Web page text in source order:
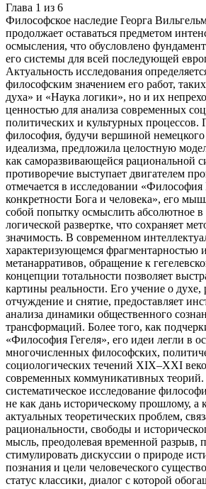
Глава 1 из 6
Философское наследие Георга
продолжает оставаться предметом
осмысления, что обусловлено
его системы для всей последующей
Актуальность исследования
философским значением его работ,
духа» и «Наука логики», но и их
ценностью для анализа современных
политических и культурных процессов.
философия, будучи вершиной немецкого
идеализма, предложила целостную
как саморазвивающейся рациональной
противоречие выступает двигателем
отмечается в исследовании «Философия
конкретности Бога и человека», его
собой попытку осмыслить абсолютное в
логической развертке, что сохраняет
значимость. В современном
характеризующемся фрагментарностью
метанарративов, обращение к
концепции тотальности позволяет
картины реальности. Его учение о духе,
отчуждение и снятие, предоставляет
анализа динамики общественного
трансформаций. Более того, как
«Философия Гегеля», его идеи легли в
многочисленных философских,
социологических течений XIX–XXI
современных коммуникативных
систематическое исследование
не как дань историческому прошлому, а
актуальных теоретических проблем,
рациональности, свободы и
мысль, преодолевая временной разрыв,
стимулировать дискуссии о природе
познания и цели человеческого
статус классики, диалог с которой